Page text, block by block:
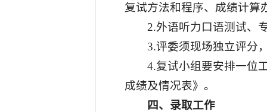
复试方法和程序、成绩计算
2.外语听力口语测试、
3.评委须现场独立评分
4.复试小组要安排一位
成绩及情况表》。
四、录取工作